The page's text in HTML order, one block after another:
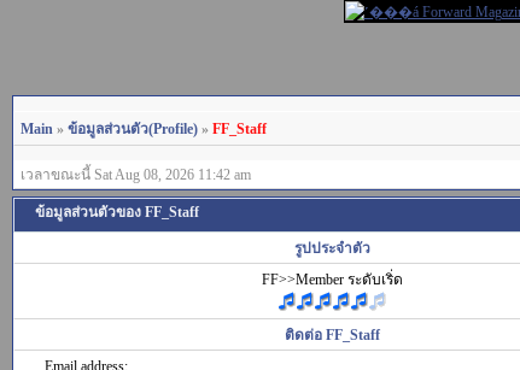
Main » ข้อมูลส่วนตัว(Profile) » FF_Staff
เวลาขณะนี้ Sat Aug 08, 2026 11:42 am
ข้อมูลส่วนตัวของ FF_Staff
รูปประจำตัว
FF>>Member ระดับเริ่ด
ติดต่อ FF_Staff
Email address: